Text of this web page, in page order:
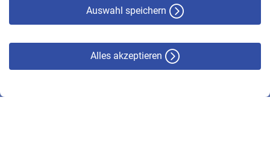
Auswahl speichern
Alles akzeptieren
© VBL 2026